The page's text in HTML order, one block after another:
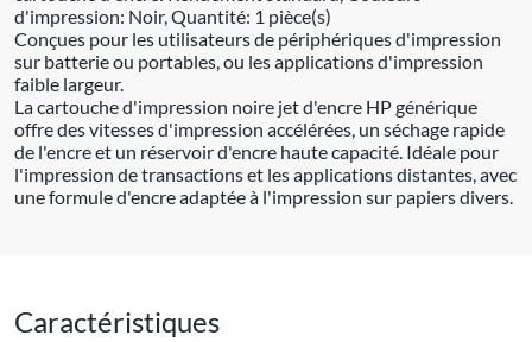
d'impression: Noir, Quantité: 1 pièce(s)
Conçues pour les utilisateurs de périphériques d'impression
sur batterie ou portables, ou les applications d'impression
faible largeur.
La cartouche d'impression noire jet d'encre HP générique
offre des vitesses d'impression accélérées, un séchage rapide
de l'encre et un réservoir d'encre haute capacité. Idéale pour
l'impression de transactions et les applications distantes, avec
une formule d'encre adaptée à l'impression sur papiers divers.
Caractéristiques